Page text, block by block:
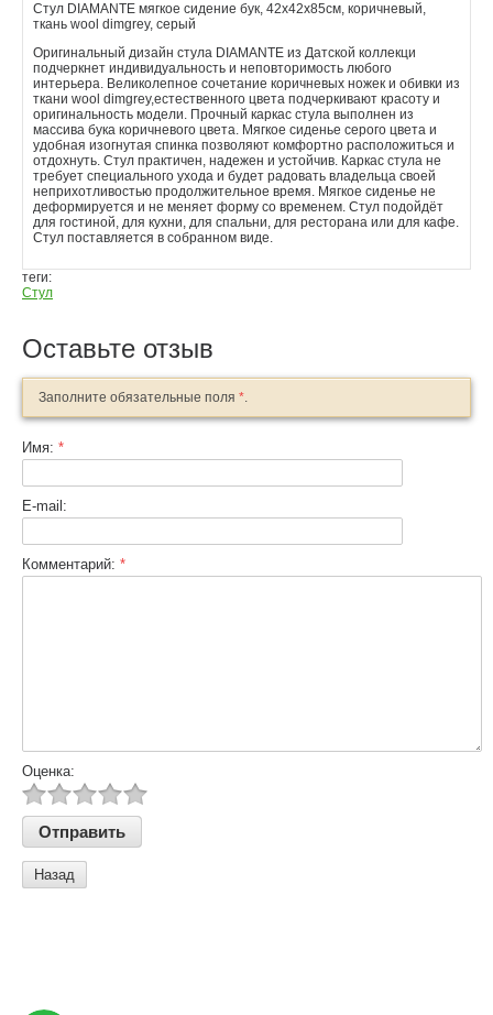
Стул DIAMANTE мягкое сидение бук, 42x42x85см, коричневый,
ткань wool dimgrey, серый
Оригинальный дизайн стула DIAMANTE из Датской коллекци
подчеркнет индивидуальность и неповторимость любого
интерьера. Великолепное сочетание коричневых ножек и обивки из
ткани wool dimgrey,естественного цвета подчеркивают красоту и
оригинальность модели. Прочный каркас стула выполнен из
массива бука коричневого цвета. Мягкое сиденье серого цвета и
удобная изогнутая спинка позволяют комфортно расположиться и
отдохнуть. Стул практичен, надежен и устойчив. Каркас стула не
требует специального ухода и будет радовать владельца своей
неприхотливостью продолжительное время. Мягкое сиденье не
деформируется и не меняет форму со временем. Стул подойдёт
для гостиной, для кухни, для спальни, для ресторана или для кафе.
Стул поставляется в собранном виде.
теги:
Стул
Оставьте отзыв
Заполните обязательные поля *.
Имя: *
E-mail:
Комментарий: *
Оценка:
Назад